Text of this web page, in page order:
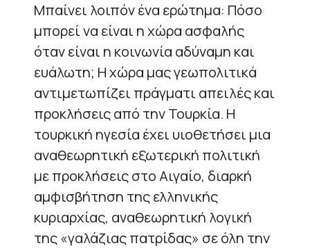
Μπαίνει λοιπόν ένα ερώτημα: Πόσο
μπορεί να είναι η χώρα ασφαλής
όταν είναι η κοινωνία αδύναμη και
ευάλωτη; Η χώρα μας γεωπολιτικά
αντιμετωπίζει πράγματι απειλές και
προκλήσεις από την Τουρκία. Η
τουρκική ηγεσία έχει υιοθετήσει μια
αναθεωρητική εξωτερική πολιτική
με προκλήσεις στο Αιγαίο, διαρκή
αμφισβήτηση της ελληνικής
κυριαρχίας, αναθεωρητική λογική
της «γαλάζιας πατρίδας» σε όλη την